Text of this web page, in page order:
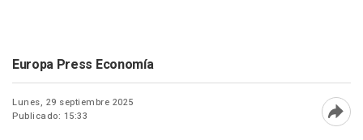
Europa Press Economía
Lunes, 29 septiembre 2025
Publicado: 15:33